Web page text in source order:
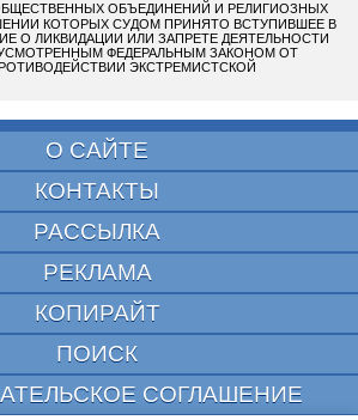
ОБЪЕДИНЕНИЙ И РЕЛИГИОЗНЫХ
КОТОРЫХ СУДОМ ПРИНЯТО ВСТУПИВШЕЕ В
О ЛИКВИДАЦИИ ИЛИ ЗАПРЕТЕ ДЕЯТЕЛЬНОСТИ
ФЕДЕРАЛЬНЫМ ЗАКОНОМ ОТ
ЭКСТРЕМИСТСКОЙ
О САЙТЕ
КОНТАКТЫ
РАССЫЛКА
РЕКЛАМА
КОПИРАЙТ
ПОИСК
СОГЛАШЕНИЕ